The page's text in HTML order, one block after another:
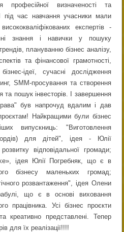
професійної визначеності та
під час навчання учасники мали
експертів -
знання і навички у пошуку
плануванню бізнес аналізу,
та фінансової грамотності,
ідеї, сучасні дослідження
SMM-просування та створення
та пошук інвесторів. І завершення
був напрочуд вдалим і дав
Найкращими були бізнес
випускниць: "Виготовлення
для дітей", ідея - Юлії
відповідальної громади;
ідея Юлії Погребняк, що є в
бізнесу маленьких громад;
розвантаження", ідея Олени
що є в основі виховання
працівника. Усі бізнес проєкти
креативно представлені. Тепер
для їх реалізації!!!!